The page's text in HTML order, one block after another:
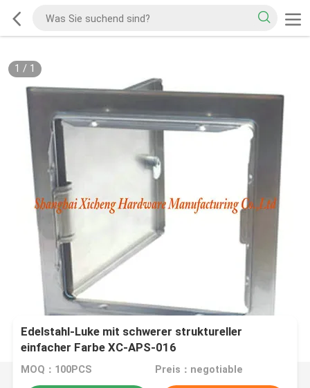
1 / 1
Edelstahl-Luke mit schwerer struktureller
einfacher Farbe XC-APS-016
MOQ：100PCS Preis：negotiable